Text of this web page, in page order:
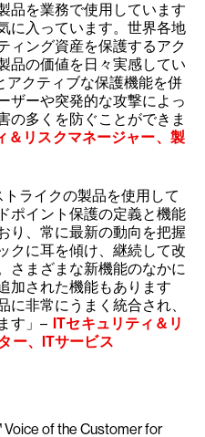
品を業務で使用しています
に入っています。世界各地
ィング資産を保護するアク
品の価値を日々実感してい
アクティブな保護機能を併
ザーや突発的な攻撃によっ
の多くを防ぐことができま
＆リスクマネージャー、製
トライクの製品を使用して
ポイント保護の定義と機能
り、常に最新の動向を把握
クに耳を傾け、継続して改
さまざまな新機能のなかに
加された機能もあります
に非常にうまく統合され、
す」– ITセキュリティ＆リ
ー、ITサービス
Voice of the Customer for